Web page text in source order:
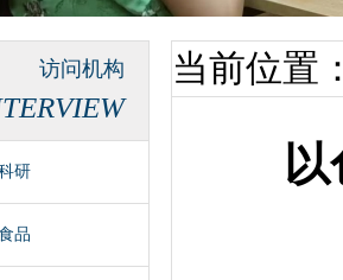
访问机构
研
品
当前位置